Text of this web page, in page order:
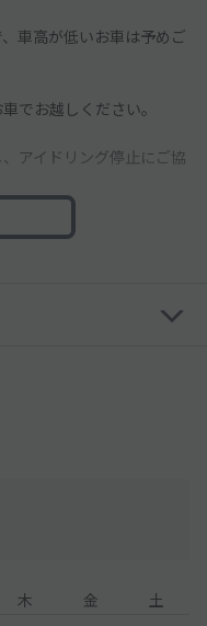
車高が低いお車は予めご
でお越しください。
アイドリング停止にご協
現地にて超過料金をお支
からのご予約でないお
。
ださい。
、紛失されないようご注
木 金 土